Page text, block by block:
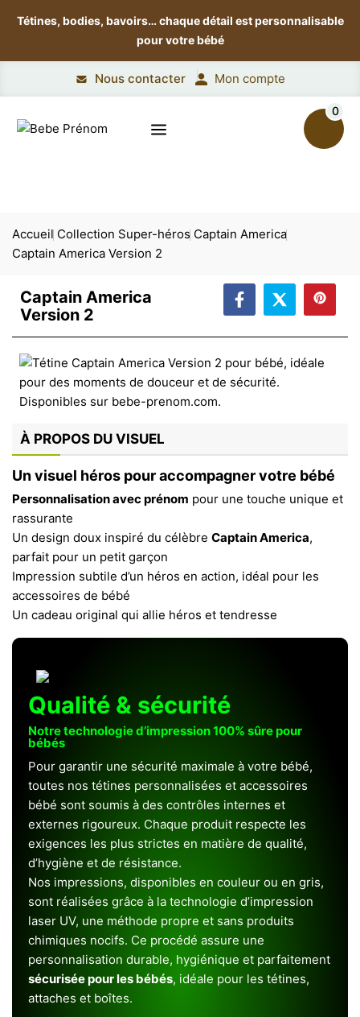
Tétines, bodies, bavoirs…chaque détail est personnalisable
pour votre bébé
Nous contacter Mon compte
0
Accueil Collection Super-héros Captain America
Captain America Version 2
Captain America
Version 2
À PROPOS DU VISUEL
Un visuel héros pour accompagner votre bébé
Personnalisation avec prénom pour une touche unique et
rassurante
Un design doux inspiré du célèbre Captain America,
parfait pour un petit garçon
Impression subtile d’un héros en action, idéal pour les
accessoires de bébé
Un cadeau original qui allie héros et tendresse
Qualité & sécurité
Notre technologie d’impression 100% sûre pour
bébés
Pour garantir une sécurité maximale à votre bébé,
toutes nos tétines personnalisées et accessoires
bébé sont soumis à des contrôles internes et
externes rigoureux. Chaque produit respecte les
exigences les plus strictes en matière de qualité,
d’hygiène et de résistance.
Nos impressions, disponibles en couleur ou en gris,
sont réalisées grâce à la technologie d’impression
laser UV, une méthode propre et sans produits
chimiques nocifs. Ce procédé assure une
personnalisation durable, hygiénique et parfaitement
sécurisée pour les bébés, idéale pour les tétines,
attaches et boîtes.